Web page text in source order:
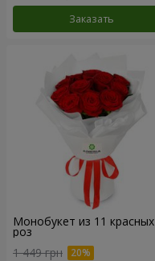
Заказать
Монобукет из 11 красных
роз
1 449 грн